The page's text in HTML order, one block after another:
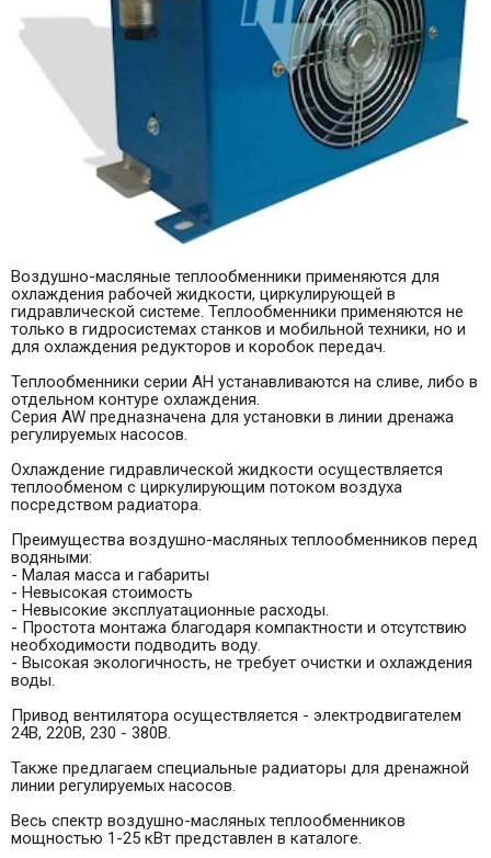
Воздушно-масляные теплообменники применяются для
охлаждения рабочей жидкости, циркулирующей в
гидравлической системе. Теплообменники применяются не
только в гидросистемах станков и мобильной техники, но и
для охлаждения редукторов и коробок передач.
Теплообменники серии AH устанавливаются на сливе, либо в
отдельном контуре охлаждения.
Серия AW предназначена для установки в линии дренажа
регулируемых насосов.
Охлаждение гидравлической жидкости осуществляется
теплообменом с циркулирующим потоком воздуха
посредством радиатора.
Преимущества воздушно-масляных теплообменников перед
водяными:
- Малая масса и габариты
- Невысокая стоимость
- Невысокие эксплуатационные расходы.
- Простота монтажа благодаря компактности и отсутствию
необходимости подводить воду.
- Высокая экологичность, не требует очистки и охлаждения
воды.
Привод вентилятора осуществляется - электродвигателем
24В, 220В, 230 - 380В.
Также предлагаем специальные радиаторы для дренажной
линии регулируемых насосов.
Весь спектр воздушно-масляных теплообменников
мощностью 1-25 кВт представлен в каталоге.